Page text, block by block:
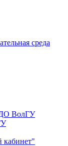
среда